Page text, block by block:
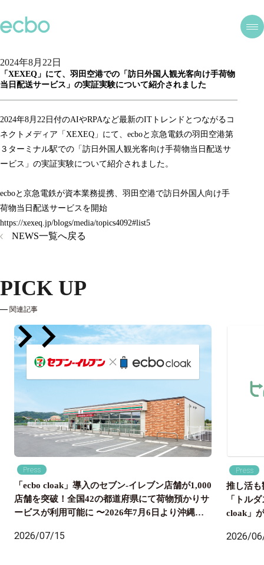
2024年8月22日
「XEXEQ」にて、羽田空港での「訪日外国人観光客向け手荷物
当日配送サービス」の実証実験について紹介されました
2024年8月22日付のAIやRPAなど最新のITトレンドとつながるコ
ネクトメディア「XEXEQ」にて、ecboと京急電鉄の羽田空港第
３ターミナル駅での「訪日外国人観光客向け手荷物当日配送サ
ービス」の実証実験について紹介されました。
ecboと京急電鉄が資本業務提携、羽田空港で訪日外国人向け手
荷物当日配送サービスを開始
https://xexeq.jp/blogs/media/topics4092#list5
NEWS一覧へ戻る
PICK UP
関連記事
Press
「ecbo cloak」導入のセブン‐イレブン店舗が1,000
店舗を突破！全国42の都道府県にて荷物預かりサ
ービスが利用可能に 〜2026年7月6日より沖縄県
行者の身軽な旅をサポート〜
2026/07/15
Press
推し活
「トル
cloak」
2026/